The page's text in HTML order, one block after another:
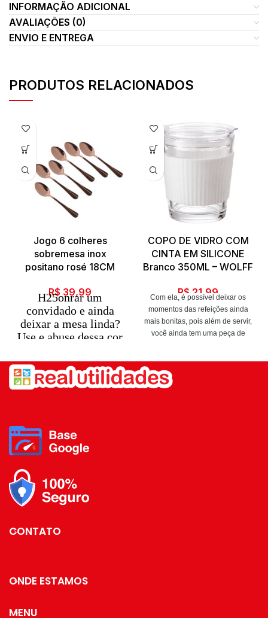
INFORMAÇÃO ADICIONAL
AVALIAÇÕES (0)
ENVIO E ENTREGA
PRODUTOS RELACIONADOS
Jogo 6 colheres
sobremesa inox
positano rosé 18CM
R$ 39,99
H25onrar um
convidado e ainda
deixar a mesa linda?
Use e abuse dessa cor
Os metais mais nobres
não só em colares,
mas também
seus convidados mais
importantes.
é claro que você já
está imaginando qual
jogo de pratos e taças
vai usar para deixar
tudo perfeito.
charme todo especial
COPO DE VIDRO COM
CINTA EM SILICONE
Branco 350ML – WOLFF
R$ 21,99
Com ela, é possível deixar os
momentos das refeições ainda
mais bonitas, pois além de servir,
você ainda tem uma peça de
almoço, lanche da tarde ou jantar.
Ela é elegante, conta com um
CONTATO
ONDE ESTAMOS
MENU